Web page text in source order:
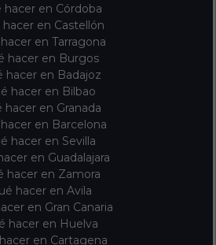
hacer en Córdoba
hacer en Castellón
en Tarragona
hacer en Burgos
hacer en Badajoz
hacer en Bilbao
hacer en Granada
en Barcelona
hacer en Sevilla
en Guadalajara
hacer en Zamora
hacer en Avila
en Gran Canaria
hacer en Huelva
en Cartagena